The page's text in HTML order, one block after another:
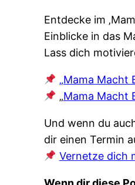
Entdecke im
Einblicke in das
Lass dich
„Mama Macht
„Mama Macht
Und wenn du
dir einen Termin
Vernetze dich